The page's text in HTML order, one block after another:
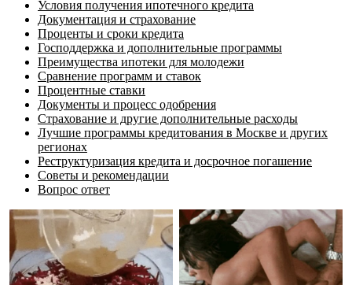
Условия получения ипотечного кредита
Документация и страхование
Проценты и сроки кредита
Господдержка и дополнительные программы
Преимущества ипотеки для молодежи
Сравнение программ и ставок
Процентные ставки
Документы и процесс одобрения
Страхование и другие дополнительные расходы
Лучшие программы кредитования в Москве и других
регионах
Реструктуризация кредита и досрочное погашение
Советы и рекомендации
Вопрос ответ